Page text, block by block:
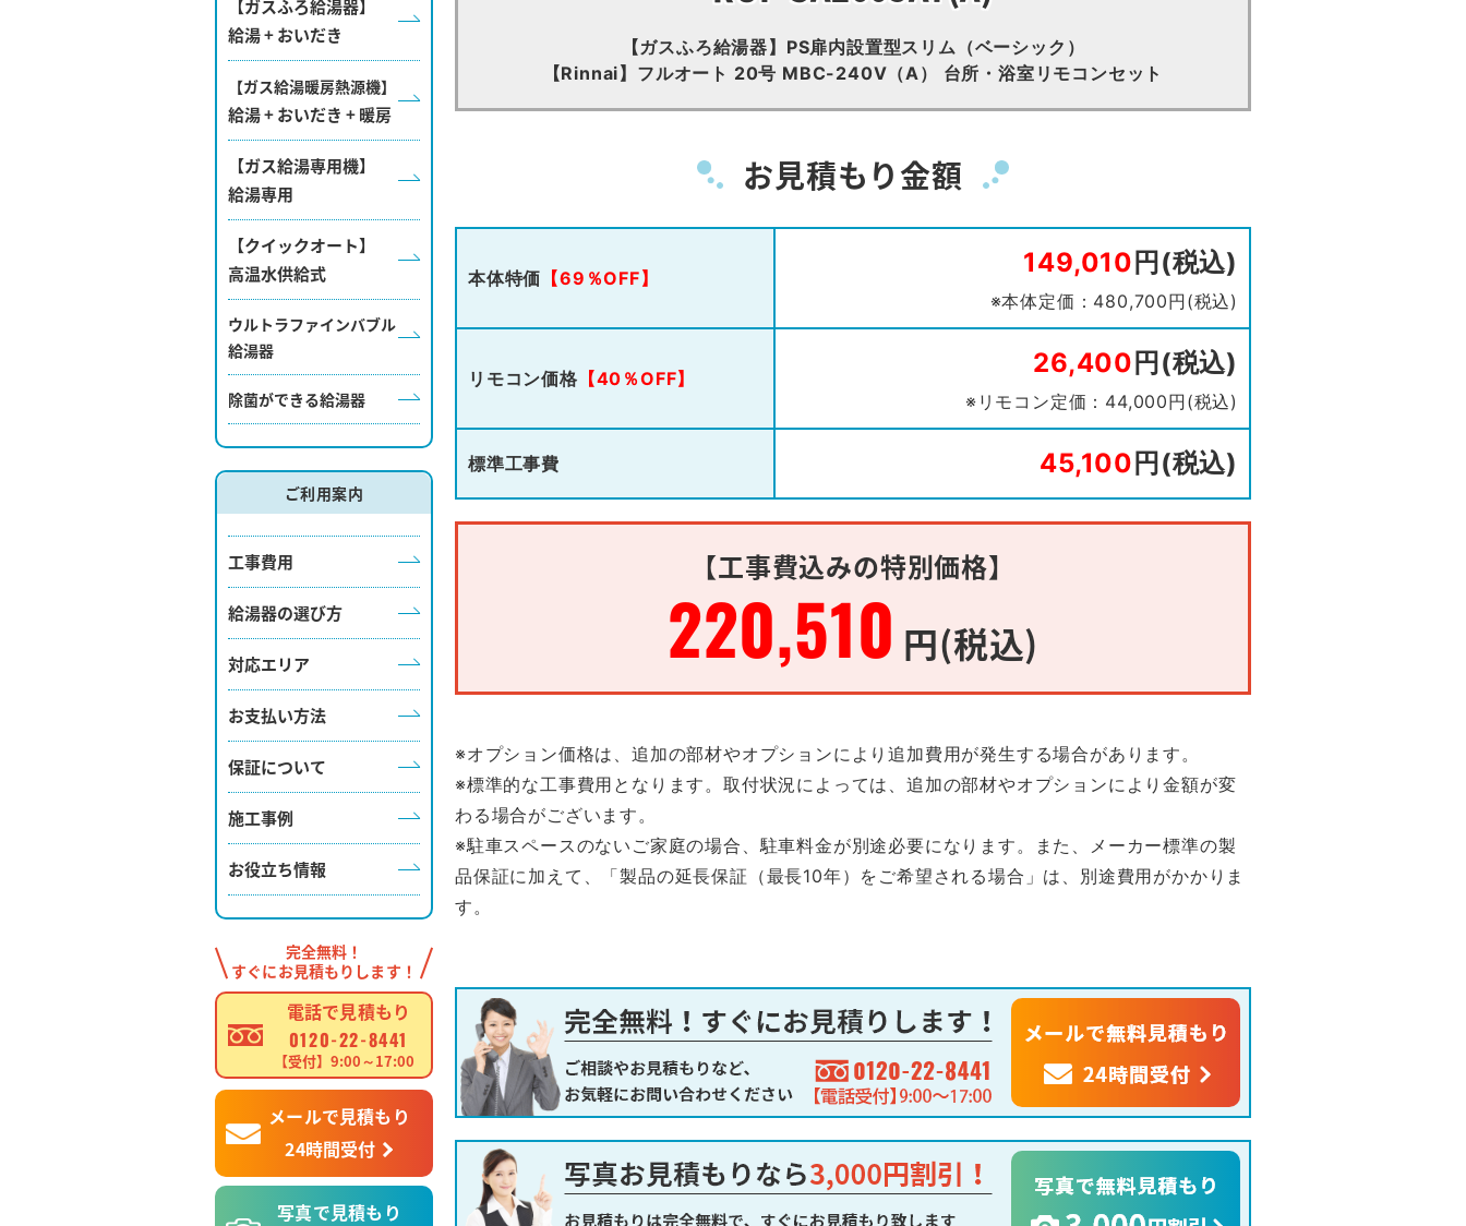
【ガスふろ給湯器】
給湯 + おいだき
【ガス給湯暖房熱源機】
給湯 + おいだき + 暖房
【ガス給湯専用機】
給湯専用
【クイックオート】
高温水供給式
ウルトラファインバブル
給湯器
除菌ができる給湯器
ご利用案内
工事費用
給湯器の選び方
対応エリア
お支払い方法
保証について
施工事例
お役立ち情報
完全無料！
すぐにお見積もりします！
電話で見積もり
0120-22-8441
【受付】9:00～17:00
メールで見積もり
24時間受付
写真で見積もり
【ガスふろ給湯器】PS扉内設置型スリム（ベーシック）
【Rinnai】フルオート 20号 MBC-240V（A） 台所・浴室リモコンセット
お見積もり金額
本体特価 【69％OFF】 149,010円(税込)
※本体定価：480,700円(税込)
リモコン価格 【40％OFF】 26,400円(税込)
※リモコン定価：44,000円(税込)
標準工事費 45,100円(税込)
【工事費込みの特別価格】
220,510 円(税込)
※オプション価格は、追加の部材やオプションにより追加費用が発生する場合があります。
※標準的な工事費用となります。取付状況によっては、追加の部材やオプションにより金額が変
わる場合がございます。
※駐車スペースのないご家庭の場合、駐車料金が別途必要になります。また、メーカー標準の製
品保証に加えて、「製品の延長保証（最長10年）をご希望される場合」は、別途費用がかかりま
す。